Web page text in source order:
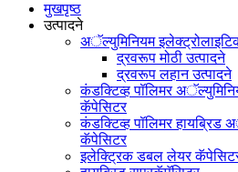
मुखपृष्ठ
उत्पादने
अॅल्युमिनियम
द्रवरूप मोठी उत्पादने
द्रवरूप लहान उत्पादने
कंडक्टिव्ह पॉलिमर
कॅपेसिटर
कंडक्टिव्ह पॉलिमर हायब्रिड
कॅपेसिटर
इलेक्ट्रिक डबल लेयर